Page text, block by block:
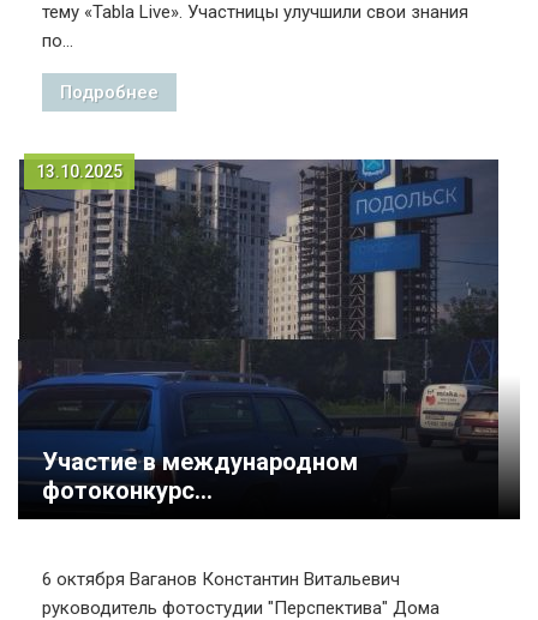
тему «Tabla Live». Участницы улучшили свои знания
по...
Подробнее
13.10.2025
Участие в международном
фотоконкурс...
6 октября Ваганов Константин Витальевич
руководитель фотостудии "Перспектива" Дома